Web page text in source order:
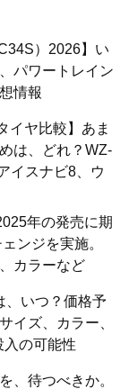
）2026】い
パワートレイン
情報
イヤ比較】あま
は、どれ？WZ-
イスナビ8、ウ
年の発売に期
ンジを実施。
カラーなど
、いつ？価格予
イズ、カラー、
の可能性
、待つべきか。